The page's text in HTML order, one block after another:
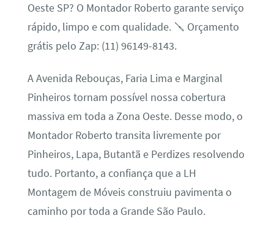
Oeste SP? O Montador Roberto garante serviço
rápido, limpo e com qualidade. 🪛 Orçamento
grátis pelo Zap: (11) 96149-8143.
A Avenida Rebouças, Faria Lima e Marginal
Pinheiros tornam possível nossa cobertura
massiva em toda a Zona Oeste. Desse modo, o
Montador Roberto transita livremente por
Pinheiros, Lapa, Butantã e Perdizes resolvendo
tudo. Portanto, a confiança que a LH
Montagem de Móveis construiu pavimenta o
caminho por toda a Grande São Paulo.